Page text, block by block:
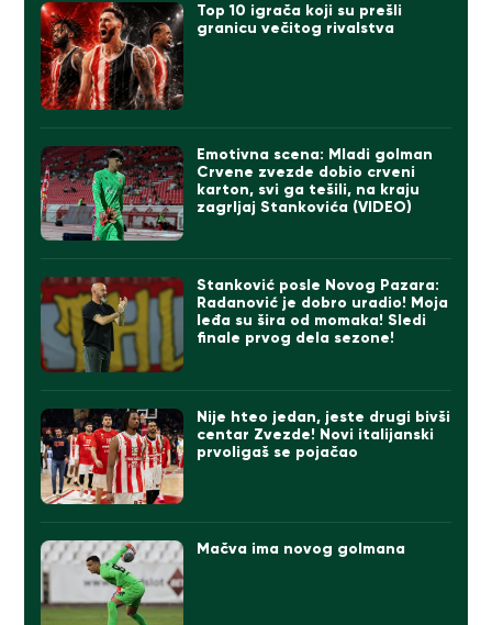
Top 10 igrača koji su prešli
granicu večitog rivalstva
Emotivna scena: Mladi golman
Crvene zvezde dobio crveni
karton, svi ga tešili, na kraju
zagrljaj Stankovića (VIDEO)
Stanković posle Novog Pazara:
Radanović je dobro uradio! Moja
leđa su šira od momaka! Sledi
finale prvog dela sezone!
Nije hteo jedan, jeste drugi bivši
centar Zvezde! Novi italijanski
prvoligaš se pojačao
Mačva ima novog golmana